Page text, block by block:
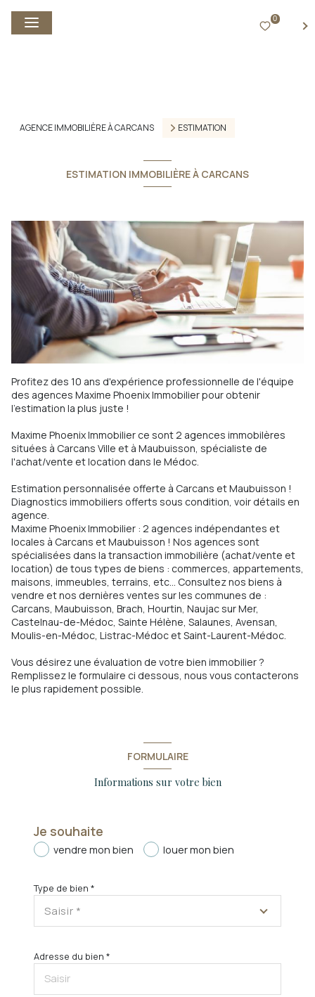
0
AGENCE IMMOBILIÈRE À CARCANS ESTIMATION
ESTIMATION IMMOBILIÈRE À CARCANS
Profitez des 10 ans d'expérience professionnelle de l'équipe
des agences Maxime Phoenix Immobilier pour obtenir
l'estimation la plus juste !
Maxime Phoenix Immobilier ce sont 2 agences immobilères
situées à Carcans Ville et à Maubuisson, spécialiste de
l'achat/vente et location dans le Médoc.
Estimation personnalisée offerte à Carcans et Maubuisson !
Diagnostics immobiliers offerts sous condition, voir détails en
agence.
Maxime Phoenix Immobilier : 2 agences indépendantes et
locales à Carcans et Maubuisson ! Nos agences sont
spécialisées dans la transaction immobilière (achat/vente et
location) de tous types de biens : commerces, appartements,
maisons, immeubles, terrains, etc... Consultez nos biens à
vendre et nos dernières ventes sur les communes de :
Carcans, Maubuisson, Brach, Hourtin, Naujac sur Mer,
Castelnau-de-Médoc, Sainte Hélène, Salaunes, Avensan,
Moulis-en-Médoc, Listrac-Médoc et Saint-Laurent-Médoc.
Vous désirez une évaluation de votre bien immobilier ?
Remplissez le formulaire ci dessous, nous vous contacterons
le plus rapidement possible.
FORMULAIRE
Informations sur votre bien
Je souhaite
vendre mon bien louer mon bien
Type de bien *
Saisir *
Adresse du bien *